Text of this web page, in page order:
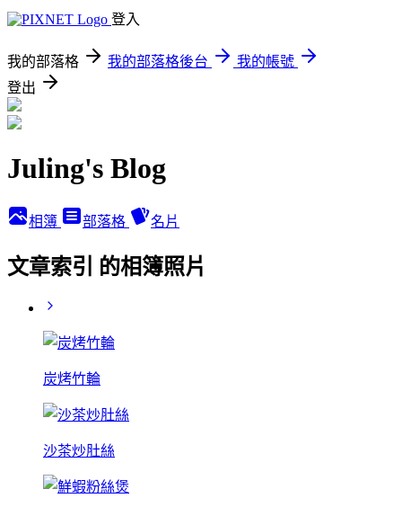
登入
我的部落格 我的部落格後台
我的帳號
登出
Juling's Blog
相簿 部落格 名片
文章索引 的相簿照片
炭烤竹輪
沙茶炒肚絲